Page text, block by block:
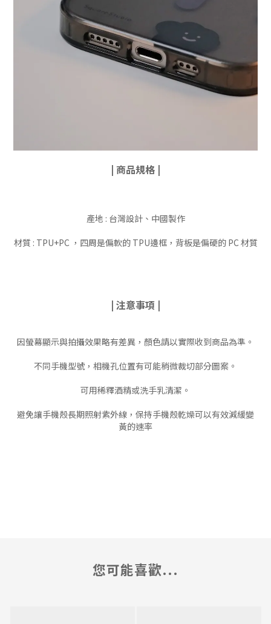
| 商品規格 |
產地 : 台灣設計、中國製作
材質 : TPU+PC ，四周是偏軟的 TPU邊框，背板是偏硬的 PC 材質
| 注意事項 |
因螢幕顯示與拍攝效果略有差異，顏色請以實際收到商品為準。
不同手機型號，相機孔位置有可能稍微裁切部分圖案。
可用稀釋酒精或洗手乳清潔。
避免讓手機殼長期照射紫外線，保持手機殼乾燥可以有效減緩變
黃的速率
您可能喜歡...